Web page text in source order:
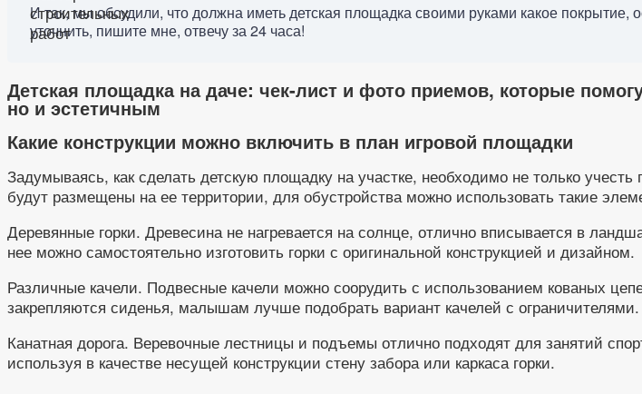
И так, мы обсудили, что должна иметь детская площадка своими руками какое
уточнить, пишите мне, отвечу за 24 часа!
Детская площадка на даче: чек-лист и фото приемов, которые
но и эстетичным
Какие конструкции можно включить в план игровой площадки
Задумываясь, как сделать детскую площадку на участке, необходимо не только
будут размещены на ее территории, для обустройства можно использовать такие
Деревянные горки. Древесина не нагревается на солнце, отлично вписывается в
нее можно самостоятельно изготовить горки с оригинальной конструкцией и дизайном.
Различные качели. Подвесные качели можно соорудить с использованием кованых
закрепляются сиденья, малышам лучше подобрать вариант качелей с ограничителями.
Канатная дорога. Веревочные лестницы и подъемы отлично подходят для занятий
используя в качестве несущей конструкции стену забора или каркаса горки.